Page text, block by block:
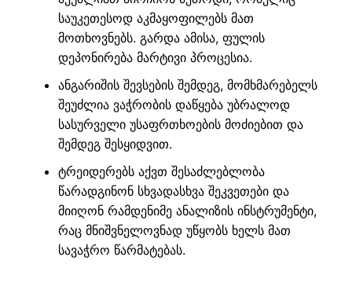
საუკეთესოდ აკმაყოფილებს მათ
მოთხოვნებს. გარდა ამისა, ფულის
დეპონირება მარტივი პროცესია.
ანგარიშის შევსების შემდეგ, მომხმარებელს
შეუძლია ვაჭრობის დაწყება უბრალოდ
სასურველი უსაფრთხოების მოძიებით და
შემდეგ შესყიდვით.
ტრეიდერებს აქვთ შესაძლებლობა
წარადგინონ სხვადასხვა შეკვეთები და
მიიღონ რამდენიმე ანალიზის ინსტრუმენტი,
რაც მნიშვნელოვნად უწყობს ხელს მათ
სავაჭრო წარმატებას.